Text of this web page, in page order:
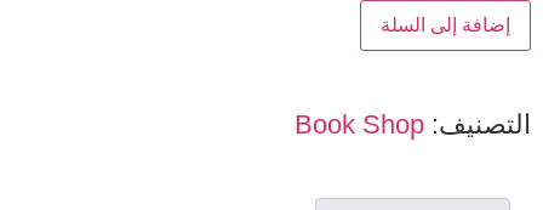
إضافة إلى السلة
التصنيف: Book Shop